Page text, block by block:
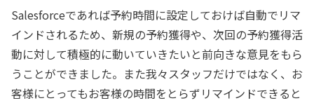
Salesforceであれば予約時間に設定しておけば自動でリマ
インドされるため、新規の予約獲得や、次回の予約獲得活
動に対して積極的に動いていきたいと前向きな意見をもら
うことができました。また我々スタッフだけではなく、お
客様にとってもお客様の時間をとらずリマインドできると